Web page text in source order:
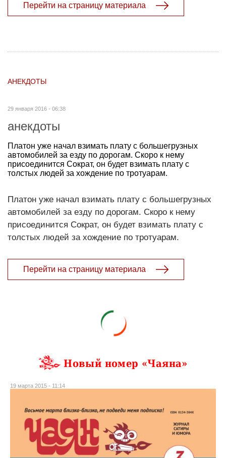
Перейти на страницу материала
АНЕКДОТЫ
29 января 2016 - 06:38
анекдоты
Платон уже начал взимать плату с большегрузных
автомобилей за езду по дорогам. Скоро к нему
присоединится Сократ, он будет взимать плату с
толстых людей за хождение по тротуарам.
Платон уже начал взимать плату с большегрузных
автомобилей за езду по дорогам. Скоро к нему
присоединится Сократ, он будет взимать плату с
толстых людей за хождение по тротуарам.
Перейти на страницу материала
Новый номер «Чаяна»
19 марта 2015 - 11:14